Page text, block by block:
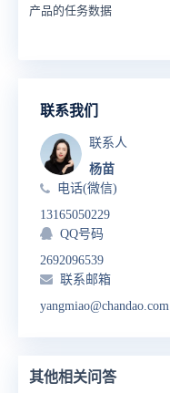
产品的任务数据
联系我们
联系人
杨苗
电话(微信)
13165050229
QQ号码
2692096539
联系邮箱
yangmiao@chandao.com
其他相关问答